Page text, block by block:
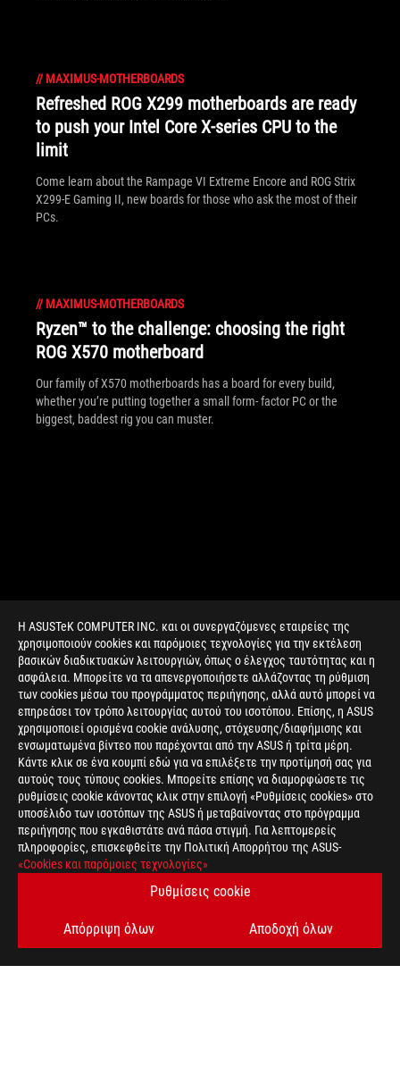
Η ASUSTeK COMPUTER INC. και οι συνεργαζόμενες εταιρείες της
χρησιμοποιούν cookies και παρόμοιες τεχνολογίες για την εκτέλεση
βασικών διαδικτυακών λειτουργιών, όπως ο έλεγχος ταυτότητας και η
ασφάλεια. Μπορείτε να τα απενεργοποιήσετε αλλάζοντας τη ρύθμιση
των cookies μέσω του προγράμματος περιήγησης, αλλά αυτό μπορεί να
επηρεάσει τον τρόπο λειτουργίας αυτού του ισοτόπου. Επίσης, η ASUS
χρησιμοποιεί ορισμένα cookie ανάλυσης, στόχευσης/διαφήμισης και
ενσωματωμένα βίντεο που παρέχονται από την ASUS ή τρίτα μέρη.
Κάντε κλικ σε ένα κουμπί εδώ για να επιλέξετε την προτίμησή σας για
αυτούς τους τύπους cookies. Μπορείτε επίσης να διαμορφώσετε τις
ρυθμίσεις cookie κάνοντας κλικ στην επιλογή «Ρυθμίσεις cookies» στο
υποσέλιδο των ισοτόπων της ASUS ή μεταβαίνοντας στο πρόγραμμα
περιήγησης που εγκαθιστάτε ανά πάσα στιγμή. Για λεπτομερείς
πληροφορίες, επισκεφθείτε την Πολιτική Απορρήτου της ASUS-
«Cookies και παρόμοιες τεχνολογίες»
Ρυθμίσεις cookie
Απόρριψη όλων Αποδοχή όλων
// MAXIMUS-MOTHERBOARDS
Refreshed ROG X299 motherboards are ready
to push your Intel Core X-series CPU to the
limit
Come learn about the Rampage VI Extreme Encore and ROG Strix
X299-E Gaming II, new boards for those who ask the most of their
PCs.
// MAXIMUS-MOTHERBOARDS
Ryzen™ to the challenge: choosing the right
ROG X570 motherboard
Our family of X570 motherboards has a board for every build,
whether you’re putting together a small form- factor PC or the
biggest, baddest rig you can muster.
> GAMING ARTICLES > MOTHERBOARDS
ΛΆΒΕΤΕ ΤΙΣ ΤΕΛΕΥΤΑΊΕΣ ΠΡΟΣΦΟΡΈΣ ΚΑΙ ΠΟΛΛΆ ΆΛΛΑ